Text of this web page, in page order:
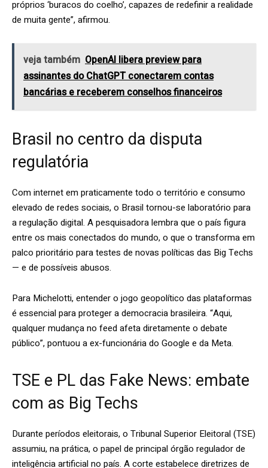
próprios ‘buracos do coelho’, capazes de redefinir a realidade
de muita gente”, afirmou.
veja também OpenAI libera preview para
assinantes do ChatGPT conectarem contas
bancárias e receberem conselhos financeiros
Brasil no centro da disputa
regulatória
Com internet em praticamente todo o território e consumo
elevado de redes sociais, o Brasil tornou-se laboratório para
a regulação digital. A pesquisadora lembra que o país figura
entre os mais conectados do mundo, o que o transforma em
palco prioritário para testes de novas políticas das Big Techs
— e de possíveis abusos.
Para Michelotti, entender o jogo geopolítico das plataformas
é essencial para proteger a democracia brasileira. “Aqui,
qualquer mudança no feed afeta diretamente o debate
público”, pontuou a ex-funcionária do Google e da Meta.
TSE e PL das Fake News: embate
com as Big Techs
Durante períodos eleitorais, o Tribunal Superior Eleitoral (TSE)
assumiu, na prática, o papel de principal órgão regulador de
inteligência artificial no país. A corte estabelece diretrizes de